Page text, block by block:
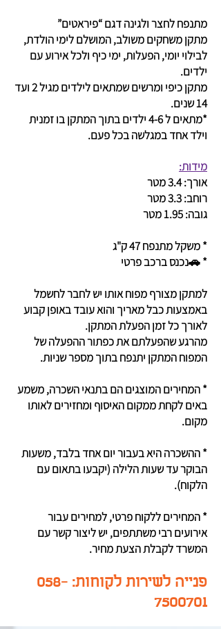
מתנפח לחצר ולגינה דגם “פיראטים”
מתקן משחקים משולב, המושלם לימי הולדת,
לבילוי יומי, הפעלות, ימי כיף ולכל אירוע עם
ילדים.
מתקן כיפי ומרשים שמתאים לילדים מגיל 2 ועד
14 שנים.
*מתאים ל 4-6 ילדים בתוך המתקן בו זמנית
וילד אחד במגלשה בכל פעם.
מידות:
אורך: 3.4 מטר
רוחב: 3.3 מטר
גובה: 1.95 מטר
* משקל מתנפח 47 ק"ג
* 🚗נכנס ברכב פרטי
למתקן מצורף מפוח אותו יש לחבר לחשמל
באמצעות כבל מאריך והוא עובד באופן קבוע
לאורך כל זמן הפעלת המתקן.
מהרגע שהפעלתם את כפתור ההפעלה של
המפוח המתקן יתנפח בתוך מספר שניות.
* המחירים המוצגים הם בתנאי השכרה, משמע
באים לקחת ממקום האיסוף ומחזירים לאותו
מקום.
* ההשכרה היא בעבור יום אחד בלבד, משעות
הבוקר עד שעות הלילה (יקבעו בתאום עם
הלקוח).
* המחירים ללקוח פרטי, למחירים עבור
אירועים רבי משתתפים, יש ליצור קשר עם
המשרד לקבלת הצעת מחיר.
פנייה לשירות לקוחות: 058-
7500701